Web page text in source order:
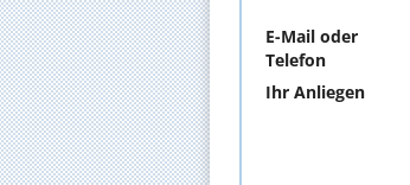
E-Mail oder
Telefon
Ihr Anliegen